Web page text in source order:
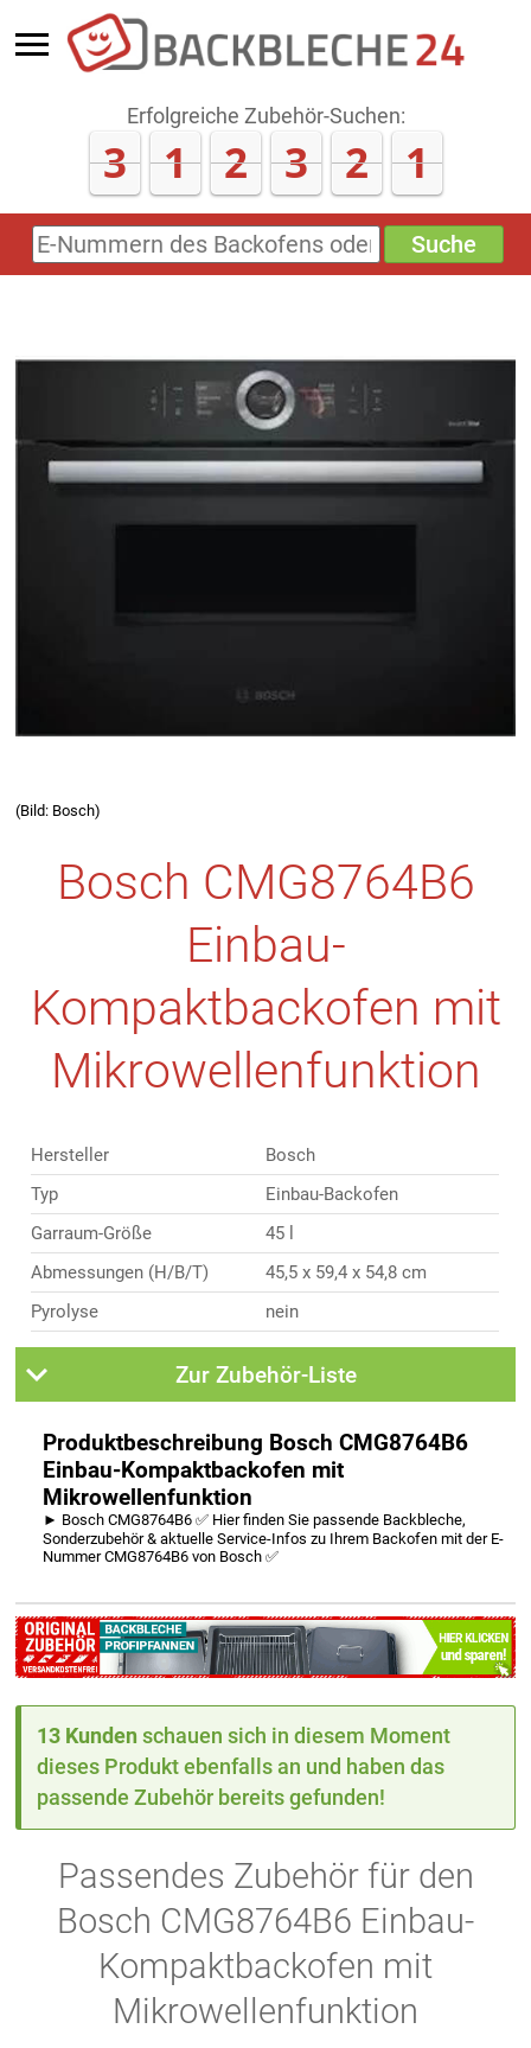
Erfolgreiche Zubehör-Suchen:
3 1 2 3 2 1
E-
Nummern
(keine
Suche
(Bild: Bosch)
Bosch CMG8764B6
Einbau-
Kompaktbackofen mit
Mikrowellenfunktion
Hersteller
Bosch
Typ
Einbau-Backofen
Garraum-Größe
45 l
Abmessungen (H/B/T)
45,5 x 59,4 x 54,8 cm
Pyrolyse
nein
Zur Zubehör-Liste
Produktbeschreibung Bosch CMG8764B6
Einbau-Kompaktbackofen mit
Mikrowellenfunktion
► Bosch CMG8764B6 ✅ Hier finden Sie passende Backbleche,
Sonderzubehör & aktuelle Service-Infos zu Ihrem Backofen mit der E-
Nummer CMG8764B6 von Bosch ✅
13 Kunden schauen sich in diesem Moment
dieses Produkt ebenfalls an und haben das
passende Zubehör bereits gefunden!
Passendes Zubehör für den
Bosch CMG8764B6 Einbau-
Kompaktbackofen mit
Mikrowellenfunktion